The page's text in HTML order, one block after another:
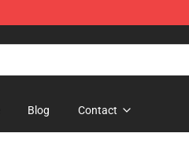
Blog Contact